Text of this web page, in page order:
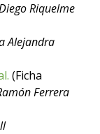
Riquelme
Alejandra
(Ficha
Ferrera